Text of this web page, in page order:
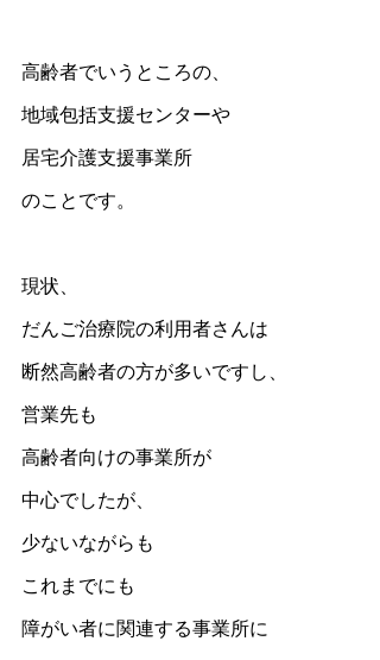
高齢者でいうところの、
地域包括支援センターや
居宅介護支援事業所
のことです。
現状、
だんご治療院の利用者さんは
断然高齢者の方が多いですし、
営業先も
高齢者向けの事業所が
中心でしたが、
少ないながらも
これまでにも
障がい者に関連する事業所に